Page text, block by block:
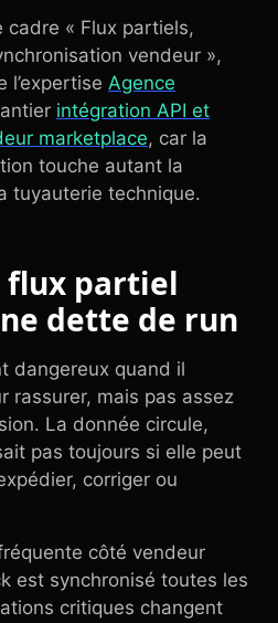
« Flux partiels,
vendeur »,
l’expertise Agence
intégration API et
marketplace, car la
touche autant la
tuyauterie technique.
flux partiel
dette de run
dangereux quand il
rassurer, mais pas assez
La donnée circule,
pas toujours si elle peut
corriger ou
côté vendeur
est synchronisé toutes les
critiques changent